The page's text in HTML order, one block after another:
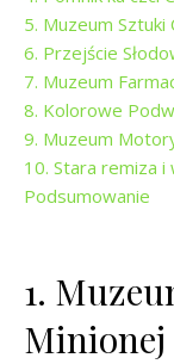
5. Muzeum Sztuki
6. Przejście
7. Muzeum
8. Kolorowe
9. Muzeum
10. Stara remiza i
Podsumowanie
1.